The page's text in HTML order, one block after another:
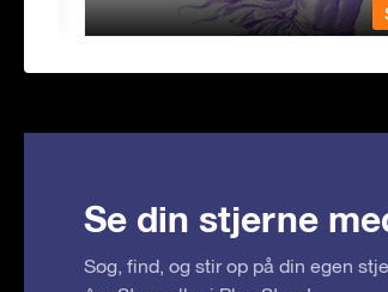
Se din stjerne
Søg, find, og stir op på din egen